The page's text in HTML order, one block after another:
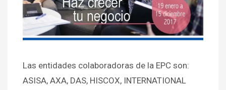
Las entidades colaboradoras de la EPC son:
ASISA, AXA, DAS, HISCOX, INTERNATIONAL